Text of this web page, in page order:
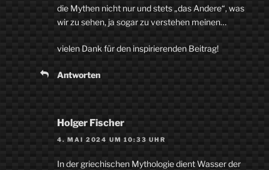
die Mythen nicht nur und stets „das Andere“, was
wir zu sehen, ja sogar zu verstehen meinen…
vielen Dank für den inspirierenden Beitrag!
Antworten
Holger Fischer
4. MAI 2024 UM 10:33 UHR
In der griechischen Mythologie dient Wasser der